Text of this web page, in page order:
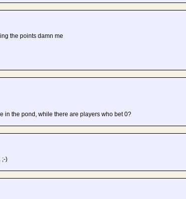
the points damn me
in the pond, while there are players who bet 0?
;-)